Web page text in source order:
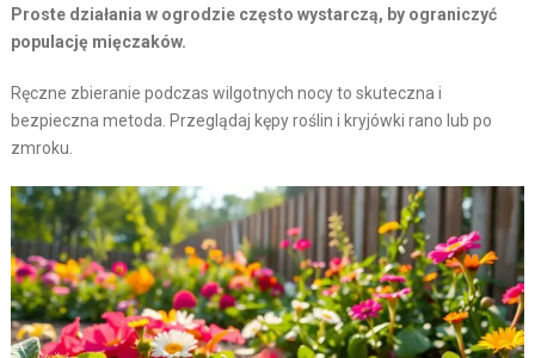
Proste działania w ogrodzie często wystarczą, by ograniczyć
populację mięczaków.
Ręczne zbieranie podczas wilgotnych nocy to skuteczna i
bezpieczna metoda. Przeglądaj kępy roślin i kryjówki rano lub po
zmroku.